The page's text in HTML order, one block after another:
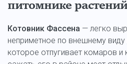
питомнике
Котовник Фассена — легко
неприметное по внешнему виду
которое отпугивает комаров и